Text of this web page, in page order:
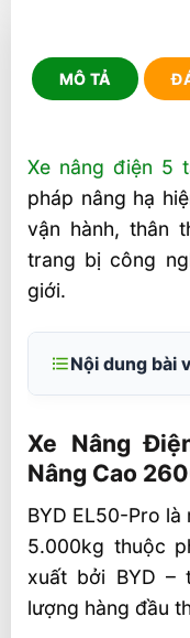
MÔ TẢ
Xe nâng điện 5
pháp nâng hạ
vận hành, thân
trang bị công
giới.
Nội dung bài
Cao 2600mm
Thông số
Ưu
BYD El50-
Chức
Video Xe
Xe Nâng
Nâng Cao
BYD EL50-Pro
5.000kg thuộc
xuất bởi BYD –
lượng hàng đầu